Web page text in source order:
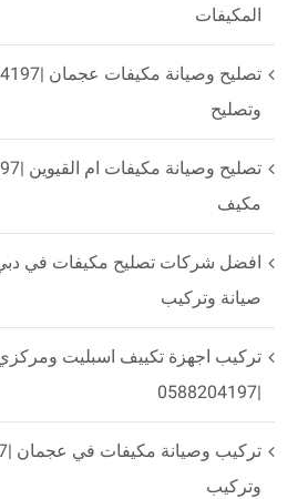
المكيفات
وتصليح
مكيف
صيانة وتركيب
تركيب اجهزة تكييف اسبليت ومركزي
|0588204197
وتركيب